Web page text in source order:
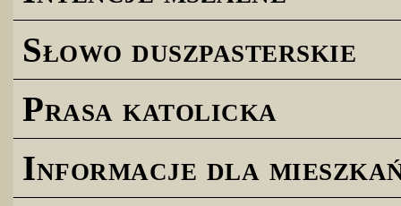
Słowo duszpasterskie
Prasa katolicka
Informacje dla